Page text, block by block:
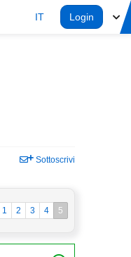
IT Login
Sottoscrivi
1 2 3 4 5